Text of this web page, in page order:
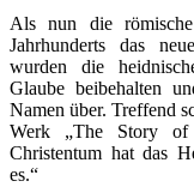
Als nun die
Jahrhunderts das
wurden die
Glaube beibehalten
Namen über. Treffend
Werk „The Story
Christentum hat das
es.“